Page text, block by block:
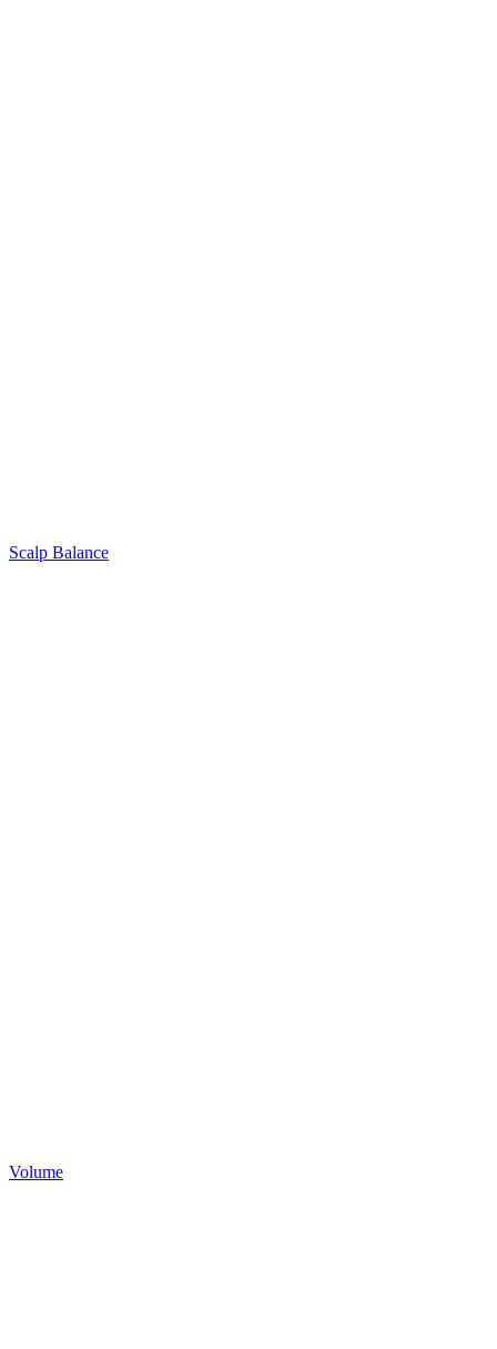
Scalp Balance
Volume